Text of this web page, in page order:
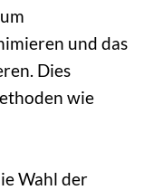
und das
Dies
wie
Wahl der